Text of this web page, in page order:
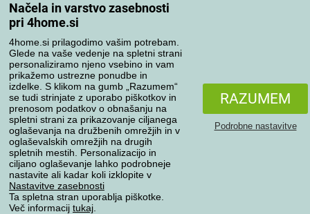
Načela in varstvo zasebnosti
pri 4home.si
4home.si prilagodimo vašim potrebam.
Glede na vaše vedenje na spletni strani
personaliziramo njeno vsebino in vam
prikažemo ustrezne ponudbe in
izdelke. S klikom na gumb „Razumem“
se tudi strinjate z uporabo piškotkov in
prenosom podatkov o obnašanju na
spletni strani za prikazovanje ciljanega
oglaševanja na družbenih omrežjih in v
oglaševalskih omrežjih na drugih
spletnih mestih. Personalizacijo in
ciljano oglaševanje lahko podrobneje
nastavite ali kadar koli izklopite v
Nastavitve zasebnosti
Ta spletna stran uporablja piškotke.
Več informacij tukaj
RAZUMEM
Podrobne nastavitve
Vaša naročila
Moj račun
Pregled naročil
Reklamacija
Odstop od kupoprodajne pogodbe
Pravila obdelave ocen
Načini prevoza
Načini plačila